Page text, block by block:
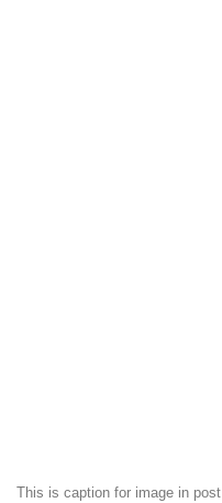
This is caption for image in post